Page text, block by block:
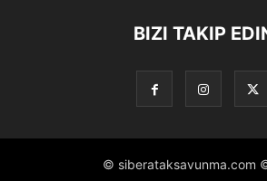
BIZI TAKIP
© siberataksavunma.com